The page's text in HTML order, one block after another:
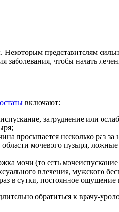
представителям
заболевания, чтобы начать
включают:
затруднение или
просыпается несколько раз
мочевого пузыря,
мочи (то есть
влечения, мужского
в сутки, постоянное
обратиться к врачу-